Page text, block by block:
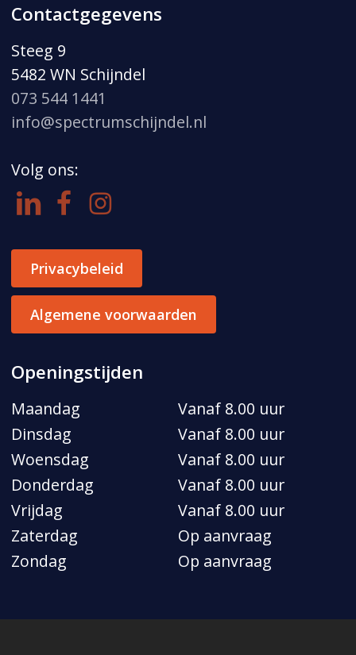
Contactgegevens
Steeg 9
5482 WN Schijndel
073 544 1441
info@spectrumschijndel.nl
Volg ons:
Privacybeleid
Algemene voorwaarden
Openingstijden
Maandag
Vanaf 8.00 uur
Dinsdag
Vanaf 8.00 uur
Woensdag
Vanaf 8.00 uur
Donderdag
Vanaf 8.00 uur
Vrijdag
Vanaf 8.00 uur
Zaterdag
Op aanvraag
Zondag
Op aanvraag